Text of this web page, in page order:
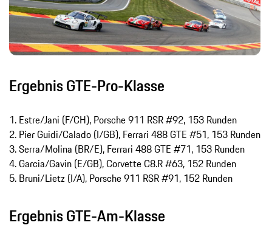
Ergebnis GTE-Pro-Klasse
1. Estre/Jani (F/CH), Porsche 911 RSR #92, 153 Runden
2. Pier Guidi/Calado (I/GB), Ferrari 488 GTE #51, 153 Runden
3. Serra/Molina (BR/E), Ferrari 488 GTE #71, 153 Runden
4. Garcia/Gavin (E/GB), Corvette C8.R #63, 152 Runden
5. Bruni/Lietz (I/A), Porsche 911 RSR #91, 152 Runden
Ergebnis GTE-Am-Klasse